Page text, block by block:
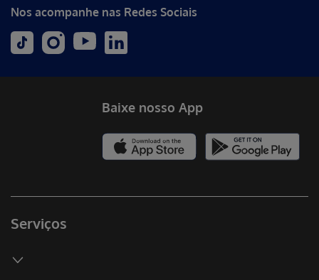
Nos acompanhe nas Redes Sociais
Serviços
Baixe nosso App